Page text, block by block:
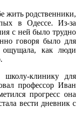
жить родственники,
в Одессе. Из-за
с ней было трудно
говоря было для
как люди
клинику для
профессор Иван
прогресс она
вести дневник с